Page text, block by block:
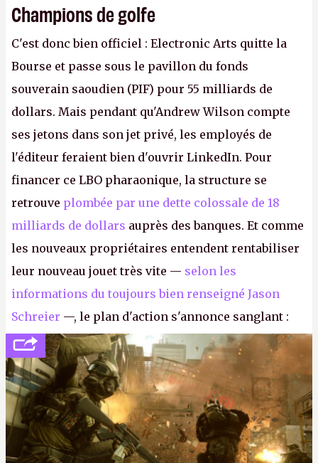
Champions de golfe
C'est donc bien officiel : Electronic Arts quitte la
Bourse et passe sous le pavillon du fonds
souverain saoudien (PIF) pour 55 milliards de
dollars. Mais pendant qu'Andrew Wilson compte
ses jetons dans son jet privé, les employés de
l'éditeur feraient bien d'ouvrir LinkedIn. Pour
financer ce LBO pharaonique, la structure se
retrouve plombée par une dette colossale de 18
milliards de dollars auprès des banques. Et comme
les nouveaux propriétaires entendent rentabiliser
leur nouveau jouet très vite — selon les
informations du toujours bien renseigné Jason
Schreier —, le plan d'action s'annonce sanglant :
réductions de coûts drastiques, fermetures de
studios et licenciements massifs. En gros, essorer
FCetBattlefield, puis virer le reste.P.